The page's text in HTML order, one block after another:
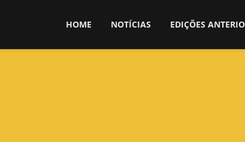
HOME NOTÍCIAS EDIÇÕES